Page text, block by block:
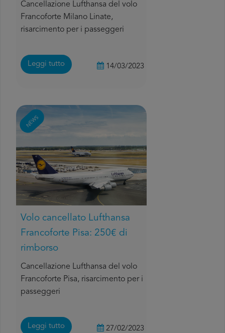
Cancellazione Lufthansa del volo
Francoforte Milano Linate,
risarcimento per i passeggeri
Leggi tutto 14/03/2023
NEWS
Volo cancellato Lufthansa
Francoforte Pisa: 250€ di
rimborso
Cancellazione Lufthansa del volo
Francoforte Pisa, risarcimento per i
passeggeri
Leggi tutto 27/02/2023